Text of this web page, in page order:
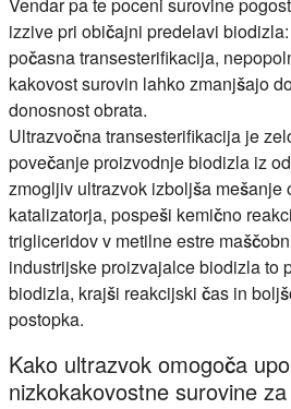
izzive pri običajni predelavi
počasna transesterifikacija,
kakovost surovin lahko zmanjšajo
donosnost obrata.
Ultrazvočna transesterifikacija je
povečanje proizvodnje biodizla iz
zmogljiv ultrazvok izboljša mešanje
katalizatorja, pospeši kemično
trigliceridov v metilne estre
industrijske proizvajalce biodizla to
biodizla, krajši reakcijski čas in
postopka.
Kako ultrazvok omogoča
nizkokakovostne surovine